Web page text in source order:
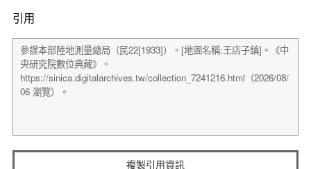
引用
複製引用資訊